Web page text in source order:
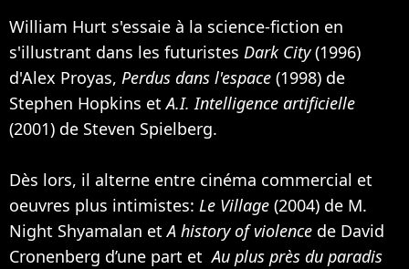
William Hurt s'essaie à la science-fiction en
s'illustrant dans les futuristes Dark City(1996)
d'Alex Proyas, Perdus dans l'espace (1998) de
Stephen Hopkins etA.I. Intelligence artificielle
(2001) de Steven Spielberg.
Dès lors, il alterne entre cinéma commercial et
oeuvres plus intimistes: Le Village (2004) de M.
Night Shyamalan etA history of violence de David
Cronenberg d’une part etAu plus près du paradis